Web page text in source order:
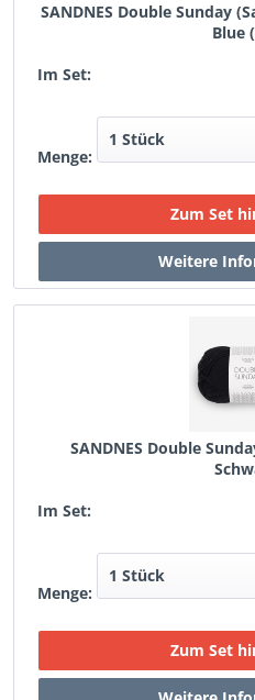
SANDNES Double Sunday
Blue
Im Set:
Menge:
SANDNES Double
Im Set:
Menge: